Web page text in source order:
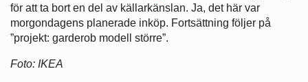
för att ta bort en del av källarkänslan. Ja, det här var
morgondagens planerade inköp. Fortsättning följer på
”projekt: garderob modell större”.
Foto: IKEA